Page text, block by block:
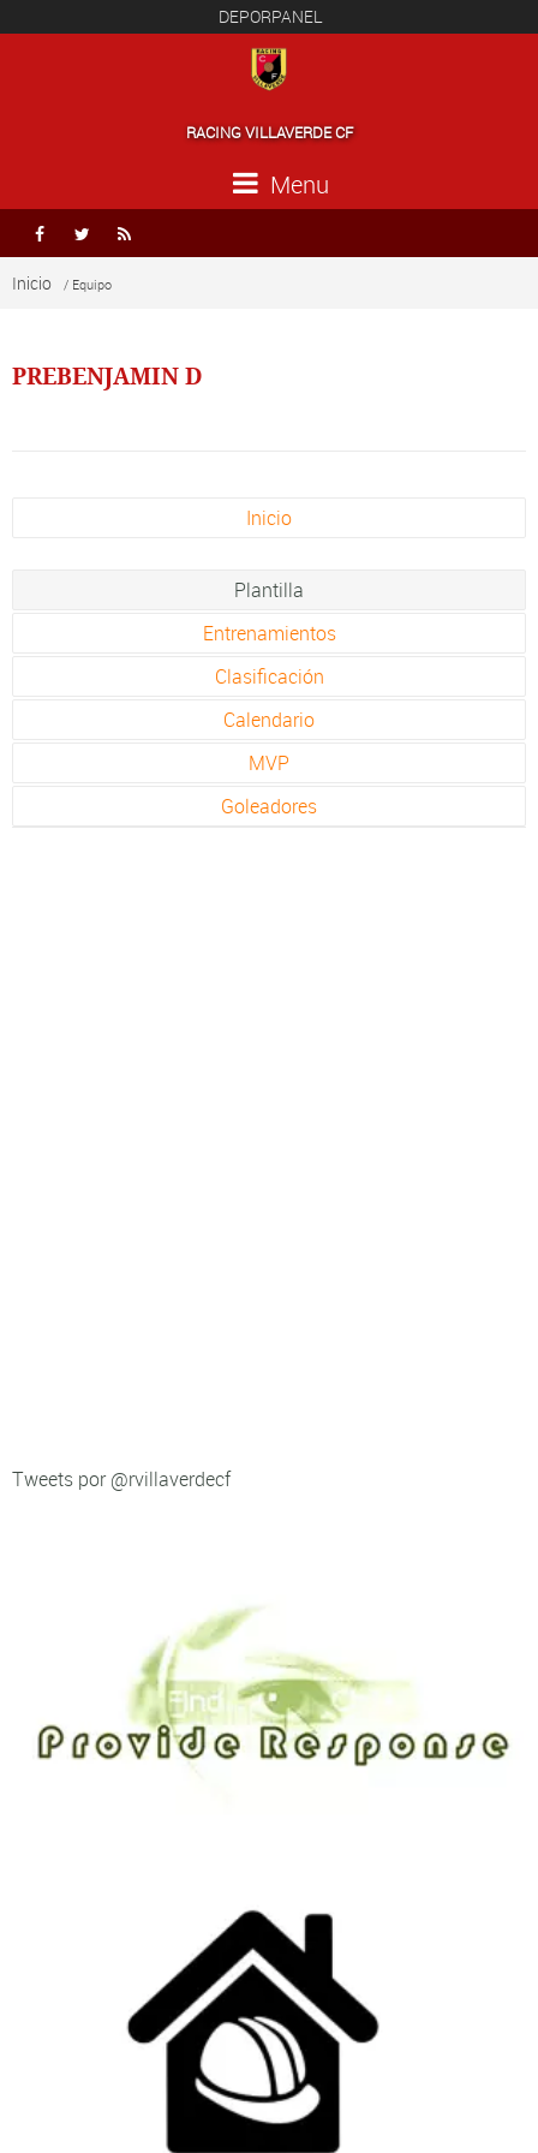
DEPORPANEL
RACING VILLAVERDE CF
Menu
  
Inicio / Equipo
PREBENJAMIN D
Inicio
Plantilla
Entrenamientos
Clasificación
Calendario
MVP
Goleadores
Tweets por @rvillaverdecf